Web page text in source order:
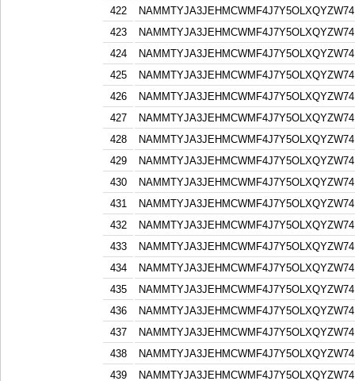
422
423
424
425
426
427
428
429
430
431
432
433
434
435
436
437
438
439